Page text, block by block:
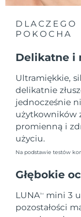
POKOCHA
Delikatne i
Ultramiękkie,
delikatnie
jednocześnie
użytkowników
promienną i
użyciu.
Na podstawie testów
Głębokie
LUNATM
mini 3
pozostałości
Liban
Litwa
SRA Makau
Malezja
Malta
Meksyk
Monako